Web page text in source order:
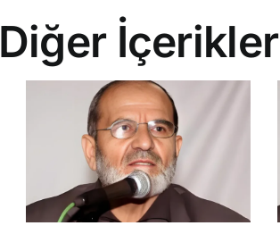
Diğer İçerikler